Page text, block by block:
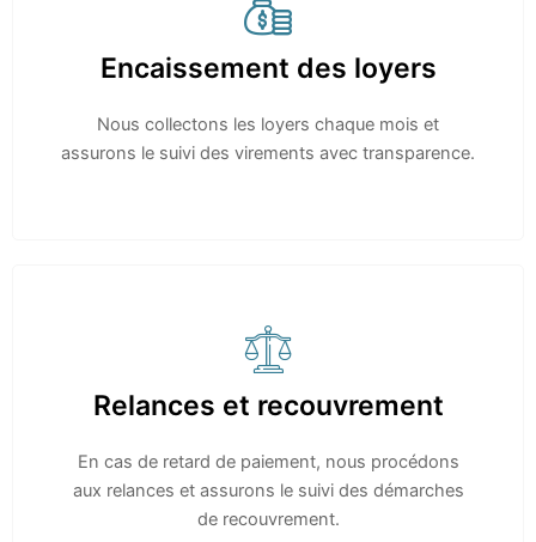
Encaissement des loyers
Nous collectons les loyers chaque mois et
assurons le suivi des virements avec transparence.
Relances et recouvrement
En cas de retard de paiement, nous procédons
aux relances et assurons le suivi des démarches
de recouvrement.